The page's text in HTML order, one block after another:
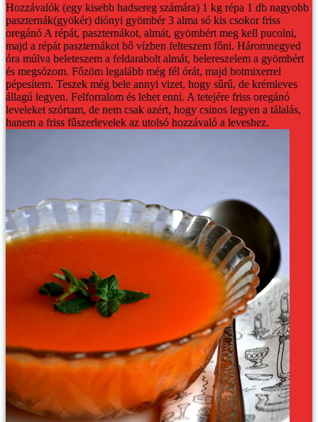
Hozzávalók (egy kisebb hadsereg számára) 1 kg répa 1 db nagyobb
paszternák(gyökér) diónyi gyömbér3 alma só kis csokor friss
oregánó A répát, paszternákot, almát, gyömbért meg kell pucolni,
majd a répát paszternákot bő vízben felteszem főni. Háromnegyed
óra múlva beleteszem a feldarabolt almát, belereszelem a gyömbért
és megsózom. Főzöm legalább még fél órát, majd botmixerrel
pépesítem. Teszek még bele annyi vizet, hogy sűrű, de krémleves
állagú legyen. Felforralom és lehet enni. A tetejére friss oregánó
leveleket szórtam, de nem csak azért, hogy csinos legyen a tálalás,
hanem a friss fűszerlevelek az utolsó hozzávaló a leveshez.